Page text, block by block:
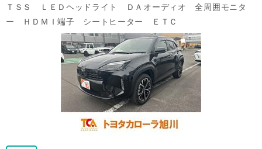
ＴＳＳ ＬＥＤヘッドライト ＤＡオーディオ 全周囲モニタ
ー ＨＤＭＩ端子 シートヒーター ＥＴＣ